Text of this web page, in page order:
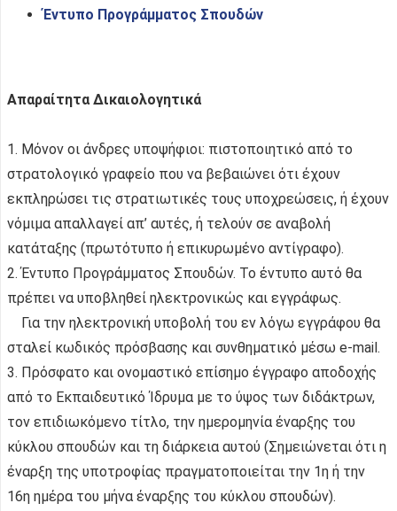
Έντυπο Προγράμματος Σπουδών
Απαραίτητα Δικαιολογητικά
1. Μόνον οι άνδρες υποψήφιοι: πιστοποιητικό από το
στρατολογικό γραφείο που να βεβαιώνει ότι έχουν
εκπληρώσει τις στρατιωτικές τους υποχρεώσεις, ή έχουν
νόμιμα απαλλαγεί απ’ αυτές, ή τελούν σε αναβολή
κατάταξης (πρωτότυπο ή επικυρωμένο αντίγραφο).
2. Έντυπο Προγράμματος Σπουδών. Το έντυπο αυτό θα
πρέπει να υποβληθεί ηλεκτρονικώς και εγγράφως.
Για την ηλεκτρονική υποβολή του εν λόγω εγγράφου θα
σταλεί κωδικός πρόσβασης και συνθηματικό μέσω e-mail.
3. Πρόσφατο και ονομαστικό επίσημο έγγραφο αποδοχής
από το Εκπαιδευτικό Ίδρυμα με το ύψος των διδάκτρων,
τον επιδιωκόμενο τίτλο, την ημερομηνία έναρξης του
κύκλου σπουδών και τη διάρκεια αυτού (Σημειώνεται ότι η
έναρξη της υποτροφίας πραγματοποιείται την 1η ή την
16η ημέρα του μήνα έναρξης του κύκλου σπουδών).